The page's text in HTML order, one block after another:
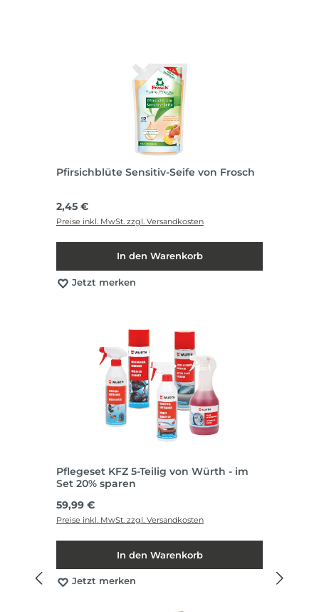
Pfirsichblüte Sensitiv-Seife von Frosch
Regulärer Preis:
2,45 €
Preise inkl. MwSt. zzgl. Versandkosten
In den Warenkorb
Jetzt merken
Pflegeset KFZ 5-Teilig von Würth - im
Set 20% sparen
Regulärer Preis:
59,99 €
Preise inkl. MwSt. zzgl. Versandkosten
In den Warenkorb
Jetzt merken